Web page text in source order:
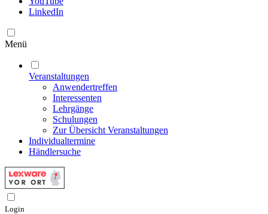
LinkedIn
Menü
Veranstaltungen
Anwendertreffen
Interessenten
Lehrgänge
Schulungen
Zur Übersicht Veranstaltungen
Individualtermine
Händlersuche
Login